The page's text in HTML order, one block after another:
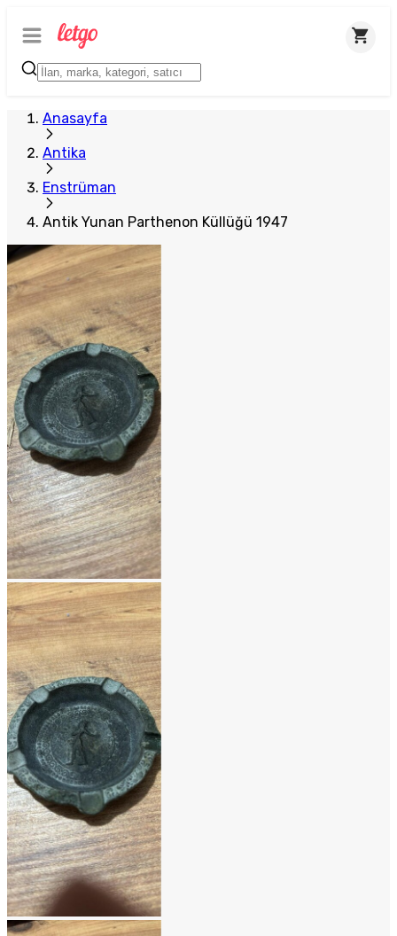
Anasayfa
Antika
Enstrüman
Antik Yunan Parthenon Küllüğü 1947
Plus Satıcı